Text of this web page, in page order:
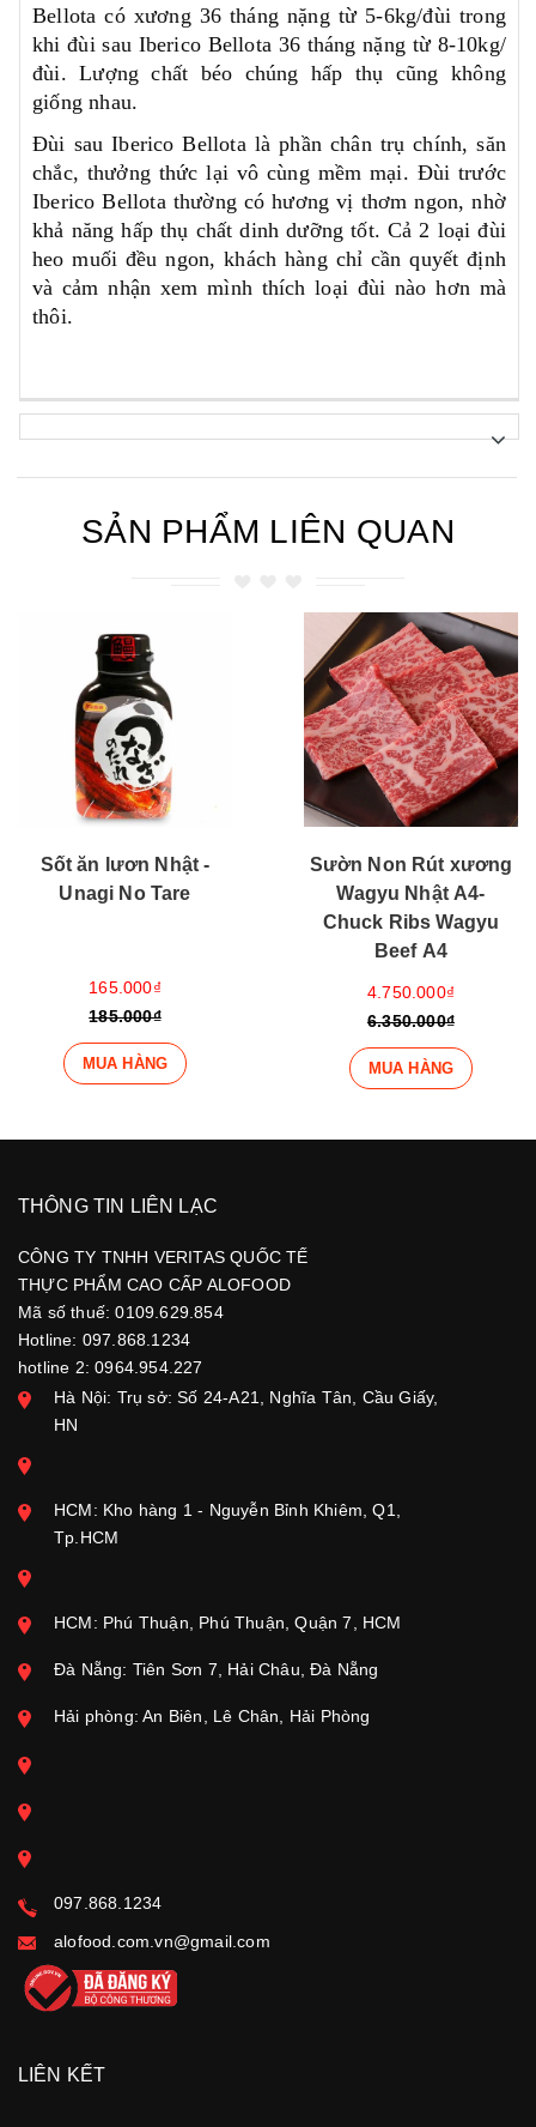
Bellota có xương 36 tháng nặng từ 5-6kg/đùi trong
khi đùi sau Iberico Bellota 36 tháng nặng từ 8-10kg/
đùi. Lượng chất béo chúng hấp thụ cũng không
giống nhau.
Đùi sau Iberico Bellota là phần chân trụ chính, săn
chắc, thưởng thức lại vô cùng mềm mại. Đùi trước
Iberico Bellota thường có hương vị thơm ngon, nhờ
khả năng hấp thụ chất dinh dưỡng tốt. Cả 2 loại đùi
heo muối đều ngon, khách hàng chỉ cần quyết định
và cảm nhận xem mình thích loại đùi nào hơn mà
thôi.
SẢN PHẨM LIÊN QUAN
Sườn Non Rút xương
Wagyu Nhật A4-
4.750.000₫
6.350.000₫
MUA HÀNG
Đùi Cừu Úc Rút
Xương Super Prime
675.000₫
735.000₫
MUA HÀNG
THÔNG TIN LIÊN LẠC
CÔNG TY TNHH VERITAS QUỐC TẾ
THỰC PHẨM CAO CẤP ALOFOOD
Mã số thuế: 0109.629.854
Hotline: 097.868.1234
hotline 2: 0964.954.227
Hà Nội: Trụ sở: Số 24-A21, Nghĩa Tân, Cầu Giấy,
HN
HCM: Kho hàng 1 - Nguyễn Bỉnh Khiêm, Q1,
Tp.HCM
HCM: Phú Thuận, Phú Thuận, Quận 7, HCM
Đà Nẵng: Tiên Sơn 7, Hải Châu, Đà Nẵng
Hải phòng: An Biên, Lê Chân, Hải Phòng
097.868.1234
alofood.com.vn@gmail.com
LIÊN KẾT